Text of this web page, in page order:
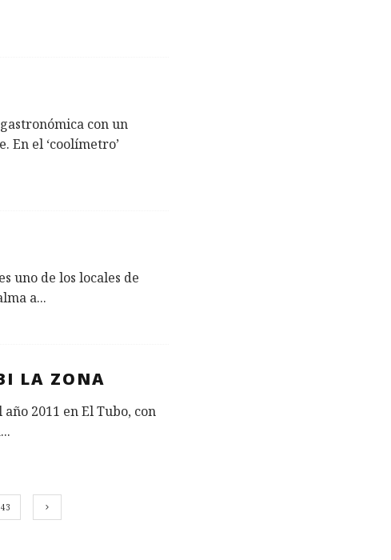
con un
En el ‘coolímetro’
uno de los locales de
a...
LA ZONA
2011 en El Tubo, con
...
43